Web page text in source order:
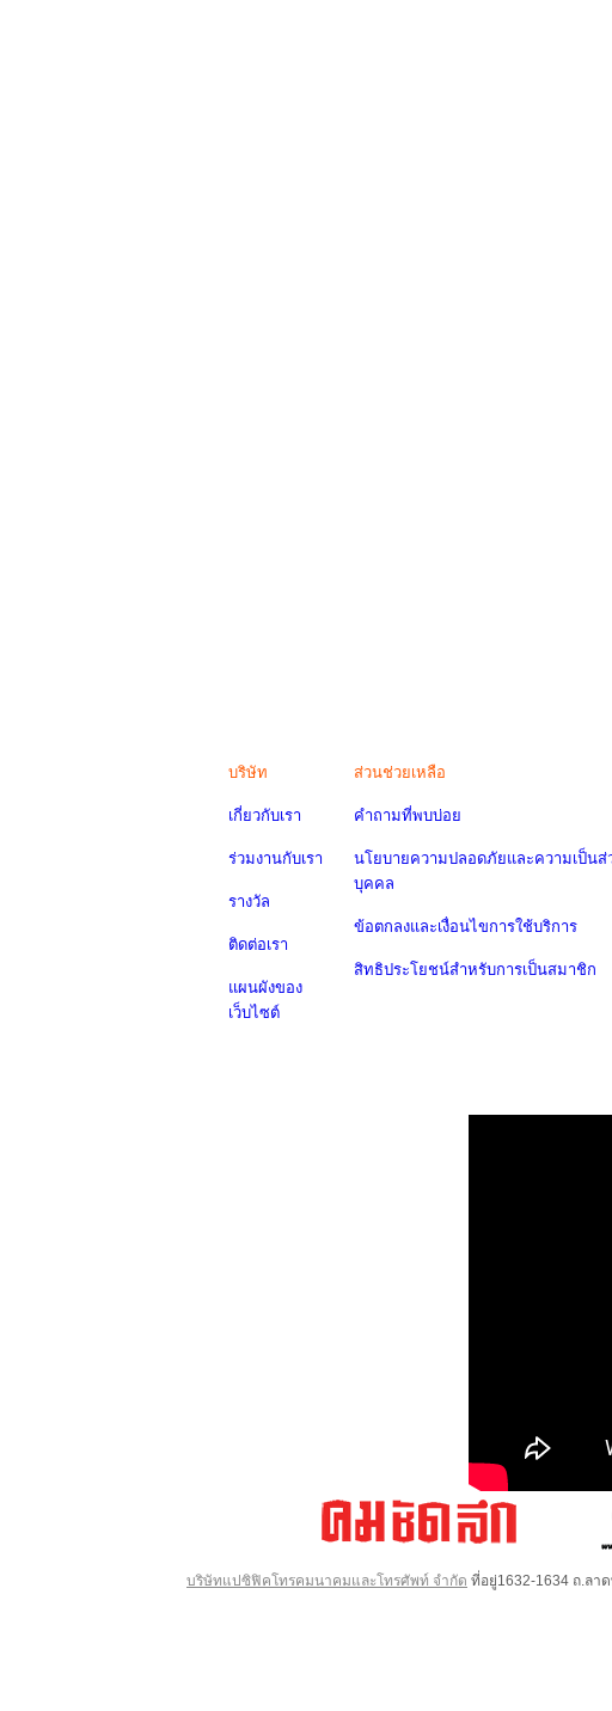
บริษัท
เกี่ยวกับเรา
ร่วมงานกับเรา
รางวัล
ติดต่อเรา
แผนผังของ
เว็บไซต์
ส่วนช่วยเหลือ
คำถามที่พบบ่อย
นโยบายความปลอดภัยและความเป็นส่
บุคคล
ข้อตกลงและเงื่อนไขการใช้บริการ
สิทธิประโยชน์สำหรับการเป็นสมาชิก
บริษัทแปซิฟิคโทรคมนาคมและโทรศัพท์ จำกัด ที่อยู่1632-1634 ถ.ลา